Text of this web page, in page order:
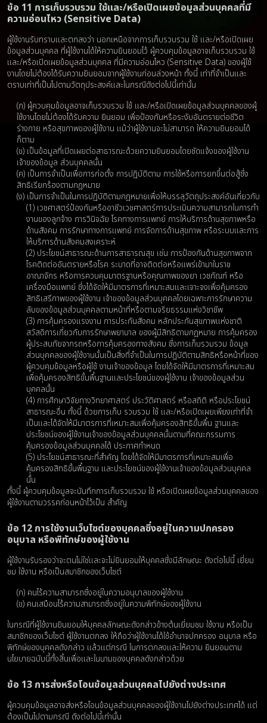
ข้อ 11 การเก็บรวบรวม ใช้และ/หรือเปิดเผยข้อมูลส่วนบุคคลที่มี
ความอ่อนไหว (Sensitive Data)
ผู้ใช้งานรับทราบและตกลงว่า นอกเหนือจากการเก็บรวบรวม ใช้ และ/หรือเปิดเผย
ข้อมูลส่วนบุคคล ที่ผู้ใช้งานได้ให้ความยินยอมไว้ ผู้ควบคุมข้อมูลอาจเก็บรวบรวม ใช้
และ/หรือเปิดเผยข้อมูลส่วนบุคคล ที่มีความอ่อนไหว (Sensitive Data) ของผู้ใช้
งานโดยไม่ต้องได้รับความยินยอมจากผู้ใช้งานก่อนล่วงหน้า ทั้งนี้ เท่าที่จำเป็นและ
ตราบเท่าที่เป็นไปตามวัตถุประสงค์และในกรณีดังต่อไปนี้เท่านั้น
(ก) ผู้ควบคุมข้อมูลอาจเก็บรวบรวม ใช้ และ/หรือเปิดเผยข้อมูลส่วนบุคคลของผู้
ใช้งานโดยไม่ต้องได้รับความ ยินยอม เพื่อป้องกันหรือระงับอันตรายต่อชีวิต
ร่างกาย หรือสุขภาพของผู้ใช้งาน แม้ว่าผู้ใช้งานจะไม่สามารถ ให้ความยินยอมได้
ก็ตาม
(ข) เป็นข้อมูลที่เปิดเผยต่อสาธารณะด้วยความยินยอมโดยชัดแจ้งของผู้ใช้งาน
เจ้าของข้อมูล ส่วนบุคคลนั้น
(ค) เป็นการจําเป็นเพื่อการก่อตั้ง การปฏิบัติตาม การใช้หรือการยกขึ้นต่อสู้ซึ่ง
สิทธิเรียกร้องตามกฎหมาย
(ง) เป็นการจําเป็นในการปฏิบัติตามกฎหมายเพื่อให้บรรลุวัตถุประสงค์อันเกี่ยวกับ
(1) เวชศาสตร์ป้องกันหรืออาชีวเวชศาสตร์การประเมินความสามารถในการทํา
งานของลูกจ้าง การวินิจฉัย โรคทางการแพทย์ การให้บริการด้านสุขภาพหรือ
ด้านสังคม การรักษาทางการแพทย์ การจัดการด้านสุขภาพ หรือระบบและการ
ให้บริการด้านสังคมสงเคราะห์
(2) ประโยชน์สาธารณะด้านการสาธารณสุข เช่น การป้องกันด้านสุขภาพจาก
โรคติดต่ออันตรายหรือโรค ระบาดที่อาจติดต่อหรือแพร่เข้ามาในราช
อาณาจักร หรือการควบคุมมาตรฐานหรือคุณภาพของยา เวชภัณฑ์ หรือ
เครื่องมือแพทย์ ซึ่งได้จัดให้มีมาตรการที่เหมาะสมและเจาะจงเพื่อคุ้มครอง
สิทธิเสรีภาพของผู้ใช้งาน เจ้าของข้อมูลส่วนบุคคลโดยเฉพาะการรักษาความ
ลับของข้อมูลส่วนบุคคลตามหน้าที่หรือตามจริยธรรมแห่งวิชาชีพ
(3) การคุ้มครองแรงงาน การประกันสังคม หลักประกันสุขภาพแห่งชาติ
สวัสดิการเกี่ยวกับการรักษาพยาบาล ของผู้มีสิทธิตามกฎหมาย การคุ้มครอง
ผู้ประสบภัยจากรถหรือการคุ้มครองทางสังคม ซึ่งการเก็บรวมรวม ข้อมูล
ส่วนบุคคลของผู้ใช้งานนั้นเป็นสิ่งที่จําเป็นในการปฏิบัติตามสิทธิหรือหน้าที่ของ
ผู้ควบคุมข้อมูลหรือผู้ใช้ งานเจ้าของข้อมูล โดยได้จัดให้มีมาตรการที่เหมาะสม
เพื่อคุ้มครองสิทธิขั้นพื้นฐานและประโยชน์ของผู้ใช้งาน เจ้าของข้อมูลส่วน
บุคคลนั้น
(4) การศึกษาวิจัยทางวิทยาศาสตร์ ประวัติศาสตร์ หรือสถิติ หรือประโยชน์
สาธารณะอื่น ทั้งนี้ ด้วยการเก็บ รวบรวม ใช้ และ/หรือเปิดเผยเพียงเท่าที่จํา
เป็นและได้จัดให้มีมาตรการที่เหมาะสมเพื่อคุ้มครองสิทธิขั้นพื้น ฐานและ
ประโยชน์ของผู้ใช้งานเจ้าของข้อมูลส่วนบุคคลนั้นตามที่คณะกรรมการ
คุ้มครองข้อมูลส่วนบุคคลได้ ประกาศกำหนด
(5) ประโยชน์สาธารณะที่สําคัญ โดยได้จัดให้มีมาตรการที่เหมาะสมเพื่อ
คุ้มครองสิทธิขั้นพื้นฐาน และประโยชน์ของผู้ใช้งานเจ้าของข้อมูลส่วนบุคคล
นั้น
ทั้งนี้ ผู้ควบคุมข้อมูลจะบันทึกการเก็บรวบรวม ใช้ หรือเปิดเผยข้อมูลส่วนบุคคลของ
ผู้ใช้งานตามวรรคก่อนหน้าไว้เป็น สําคัญ
ข้อ 12 การใช้งานเว็บไซต์ของบุคคลซึ่งอยู่ในความปกครอง
อนุบาล หรือพิทักษ์ของผู้ใช้งาน
ผู้ใช้งานรับรองว่าจะตนไม่ใช่และจะไม่ยินยอมให้บุคคลซึ่งมีลักษณะ ดังต่อไปนี้ เยี่ยม
ชม ใช้งาน หรือเป็นสมาชิกของเว็บไซต์
(ก) คนไร้ความสามารถซึ่งอยู่ในความอนุบาลของผู้ใช้งาน
(ข) คนเสมือนไร้ความสามารถซึ่งอยู่ในความพิทักษ์ของผู้ใช้งาน
ในกรณีที่ผู้ใช้งานยินยอมให้บุคคลลักษณะดังกล่าวข้างต้นเยี่ยมชม ใช้งาน หรือเป็น
สมาชิกของเว็บไซต์ ผู้ใช้งานตกลง ให้ถือว่าผู้ใช้งานได้ใช้อํานาจปกครอง อนุบาล หรือ
พิทักษ์ของบุคคลดังกล่าว แล้วแต่กรณี ในการตกลงและให้ความ ยินยอมตาม
นโยบายฉบับนี้ทั้งสิ้นเพื่อและในนามของบุคคลดังกล่าวด้วย
ข้อ 13 การส่งหรือโอนข้อมูลส่วนบุคคลไปยังต่างประเทศ
ผู้ควบคุมข้อมูลอาจส่งหรือโอนข้อมูลส่วนบุคคลของผู้ใช้งานไปยังต่างประเทศได้ แต่
ต้องเป็นไปตามกรณี ดังต่อไปนี้เท่านั้น